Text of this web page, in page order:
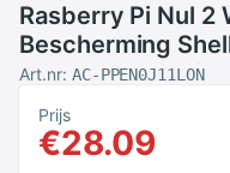
Rasberry Pi Nul 2
Bescherming
Omgekeerd Gpio
Raspberry Pi Nul
Art.nr: AC-PPEN0J11LON
Prijs
€28.09